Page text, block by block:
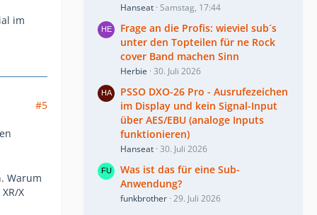
im
#5
Warum
X
Hanseat Samstag, 17:44
Frage an die Profis: wieviel sub´s
unter den Topteilen für ne Rock
cover Band machen Sinn
Herbie 30. Juli 2026
PSSO DXO-26 Pro - Ausrufezeichen
im Display und kein Signal-Input
über AES/EBU (analoge Inputs
funktionieren)
Hanseat 30. Juli 2026
Was ist das für eine Sub-
Anwendung?
funkbrother 29. Juli 2026